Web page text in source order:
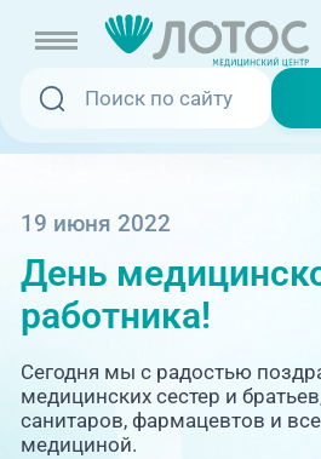
Специалисты
Отзывы
Записаться онлайн
Вызвать скорую
Медицина на дому
Телемедицина
19 июня 2022
День
работника!
Сегодня мы с радостью
медицинских сестер и
санитаров, фармацевтов и
медициной.